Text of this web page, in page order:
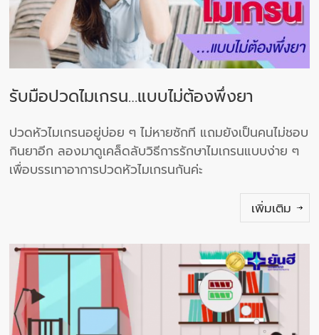
รับมือปวดไมเกรน…แบบไม่ต้องพึ่งยา
ปวดหัวไมเกรนอยู่บ่อย ๆ ไม่หายซักที แถมยังเป็นคนไม่ชอบ
กินยาอีก ลองมาดูเคล็ดลับวิธีการรักษาไมเกรนแบบง่าย ๆ
เพื่อบรรเทาอาการปวดหัวไมเกรนกันค่ะ
เพิ่มเติม